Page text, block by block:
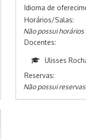
Idioma de
Horários/Salas:
Não possui
Docentes:
Ulisses
Reservas:
Não possui